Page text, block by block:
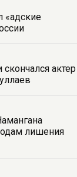
«адские
актер
лишения